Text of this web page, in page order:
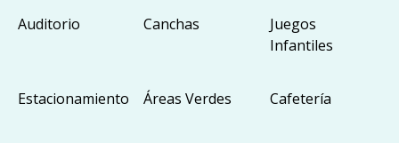
Auditorio Canchas
Juegos
Infantiles
Estacionamiento Áreas Verdes Cafetería